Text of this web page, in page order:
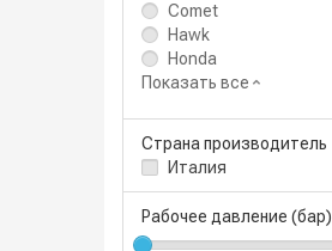
Comet
Hawk
Honda
Показать все
Страна производитель
Италия
Рабочее давление (бар)